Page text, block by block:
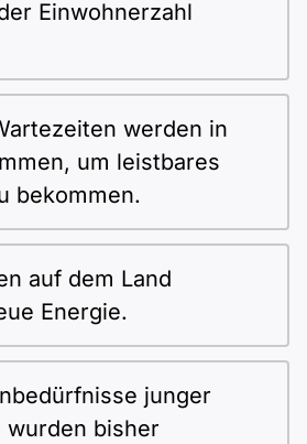
Einwohnerzahl
werden in
um leistbares
bekommen.
auf dem Land
Energie.
junger
wurden bisher